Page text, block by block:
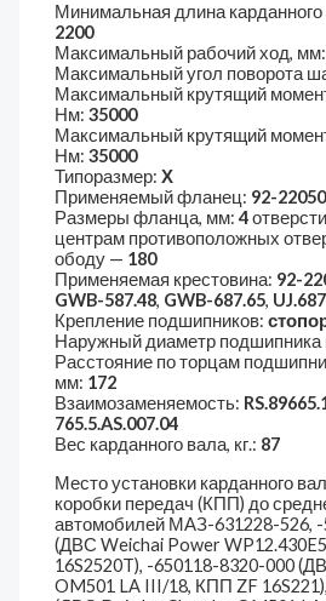
Минимальная длина карданного
2200
Максимальный рабочий ход, мм:
Максимальный угол поворота
Максимальный крутящий
Нм:35000
Максимальный крутящий
Нм:35000
Типоразмер:Х
Применяемый фланец: 92-
Размеры фланца, мм:4
центрам противоположных
ободу — 180
Применяемая крестовина: 92-
GWB-587.48, GWB-687.65,
Крепление подшипников:
Наружный диаметр подшипника
Расстояние по торцам
мм: 172
Взаимозаменяемость:
765.5.AS.007.04
Вес карданного вала, кг.: 87
Место установки карданного
коробки передач (КПП) до
автомобилей МАЗ-631228-526, -
(ДВС Weichai Power
16S2520T), -650118-8320-000
OM501 LA III/18, КПП ZF